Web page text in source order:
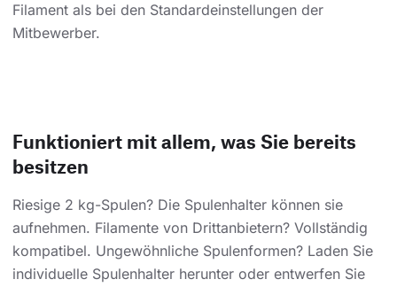
Filament als bei den Standardeinstellungen der
Mitbewerber.
Funktioniert mit allem, was Sie bereits
besitzen
Riesige 2 kg-Spulen? Die Spulenhalter können sie
aufnehmen. Filamente von Drittanbietern? Vollständig
kompatibel. Ungewöhnliche Spulenformen? Laden Sie
individuelle Spulenhalter herunter oder entwerfen Sie